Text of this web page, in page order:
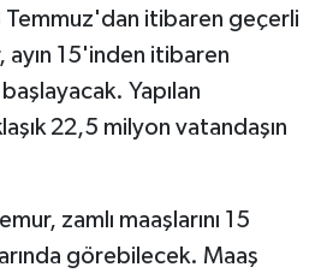
itibaren geçerli
ayın 15'inden itibaren
Yapılan
22,5 milyon vatandaşın
zamlı maaşlarını 15
görebilecek. Maaş